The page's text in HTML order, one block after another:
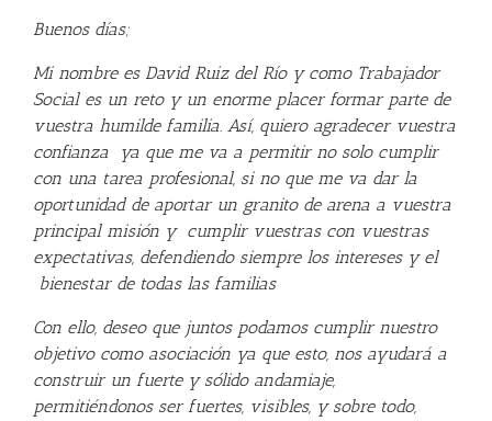
Buenos días;
Mi nombre es David Ruiz del Río y como Trabajador
Social es un reto y un enorme placer formar parte de
vuestra humilde familia. Así, quiero agradecer vuestra
confianza ya que me va a permitir no solo cumplir
con una tarea profesional, si no que me va dar la
oportunidad de aportar un granito de arena a vuestra
principal misión y cumplir vuestras con vuestras
expectativas, defendiendo siempre los intereses y el
bienestar de todas las familias
Con ello, deseo que juntos podamos cumplir nuestro
objetivo como asociación ya que esto, nos ayudará a
construir un fuerte y sólido andamiaje,
permitiéndonos ser fuertes, visibles, y sobre todo,